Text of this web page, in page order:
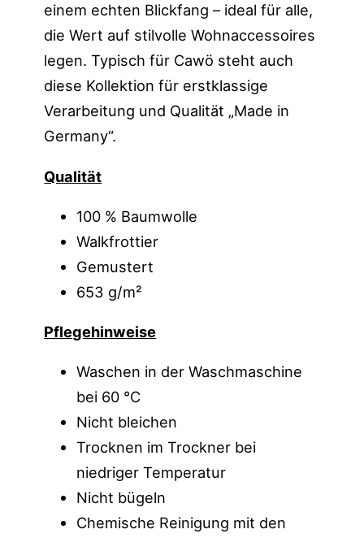
einem echten Blickfang – ideal für alle,
die Wert auf stilvolle Wohnaccessoires
legen. Typisch für Cawö steht auch
diese Kollektion für erstklassige
Verarbeitung und Qualität „Made in
Germany“.
Qualität
100 % Baumwolle
Walkfrottier
Gemustert
653 g/m²
Pflegehinweise
Waschen in der Waschmaschine
bei 60 °C
Nicht bleichen
Trocknen im Trockner bei
niedriger Temperatur
Nicht bügeln
Chemische Reinigung mit den